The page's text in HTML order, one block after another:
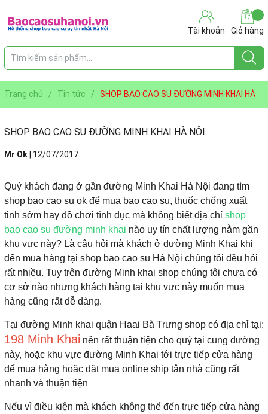
Tài khoản Giỏ hàng
Trang chủ / Tin tức /
SHOP BAO CAO SU ĐƯỜNG MINH KHAI HÀ
NỘI
SHOP BAO CAO SU ĐƯỜNG MINH KHAI HÀ NỘI
Mr Ok 12/07/2017
Quý khách đang ở gần đường Minh Khai Hà Nội đang tìm
shop bao cao su ok để mua bao cao su, thuốc chống xuất
tinh sớm hay đồ chơi tình dục mà không biết địa chỉ shop
bao cao su đường minh khai nào uy tín chất lượng nằm gần
khu vực này? Là câu hỏi mà khách ở đường Minh Khai khi
đến mua hàng tại shop bao cao su Hà Nội chúng tôi đều hỏi
rất nhiều. Tuy trên đường Minh khai shop chúng tôi chưa có
cơ sở nào nhưng khách hàng tại khu vực này muốn mua
hàng cũng rất dễ dàng.
Tại đường Minh khai quận Haai Bà Trưng shop có địa chỉ tại:
198 Minh Khai nên rất thuận tiện cho quý tại cung đường
này, hoặc khu vực đường Minh Khai tới trực tiếp cửa hàng
để mua hàng hoặc đặt mua online ship tận nhà cũng rất
nhanh và thuận tiện
Nếu vì điều kiện mà khách không thể đến trực tiếp cửa hàng